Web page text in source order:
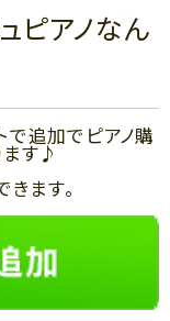
ピアノなん
で追加でピアノ購
ます♪
ます。